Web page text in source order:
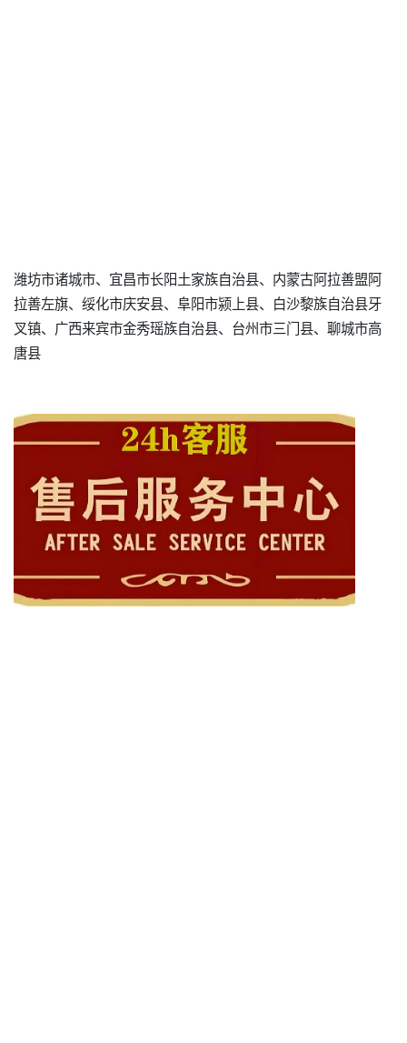
潍坊市诸城市、宜昌市长阳土家族自治县、内蒙古阿拉善盟阿
拉善左旗、绥化市庆安县、阜阳市颍上县、白沙黎族自治县牙
叉镇、广西来宾市金秀瑶族自治县、台州市三门县、聊城市高
唐县